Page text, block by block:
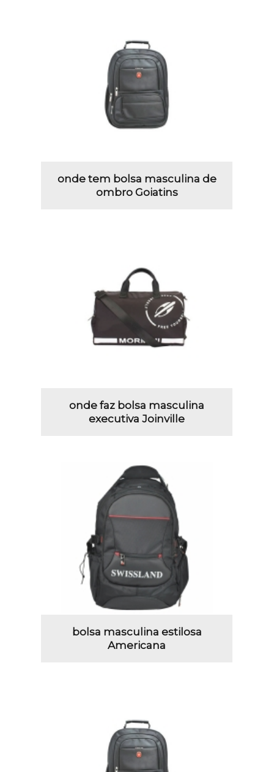
onde tem bolsa masculina de
ombro Goiatins
onde faz bolsa masculina
executiva Joinville
bolsa masculina estilosa
Americana